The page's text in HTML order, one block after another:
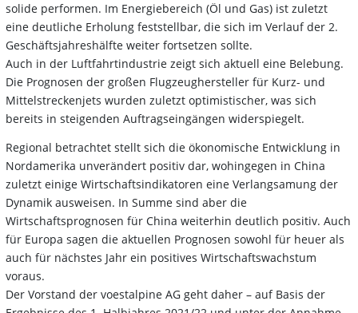
solide performen. Im Energiebereich (Öl und Gas) ist zuletzt
eine deutliche Erholung feststellbar, die sich im Verlauf der 2.
Geschäftsjahreshälfte weiter fortsetzen sollte.
Auch in der Luftfahrtindustrie zeigt sich aktuell eine Belebung.
Die Prognosen der großen Flugzeughersteller für Kurz- und
Mittelstreckenjets wurden zuletzt optimistischer, was sich
bereits in steigenden Auftragseingängen widerspiegelt.
Regional betrachtet stellt sich die ökonomische Entwicklung in
Nordamerika unverändert positiv dar, wohingegen in China
zuletzt einige Wirtschaftsindikatoren eine Verlangsamung der
Dynamik ausweisen. In Summe sind aber die
Wirtschaftsprognosen für China weiterhin deutlich positiv. Auch
für Europa sagen die aktuellen Prognosen sowohl für heuer als
auch für nächstes Jahr ein positives Wirtschaftswachstum
voraus.
Der Vorstand der voestalpine AG geht daher – auf Basis der